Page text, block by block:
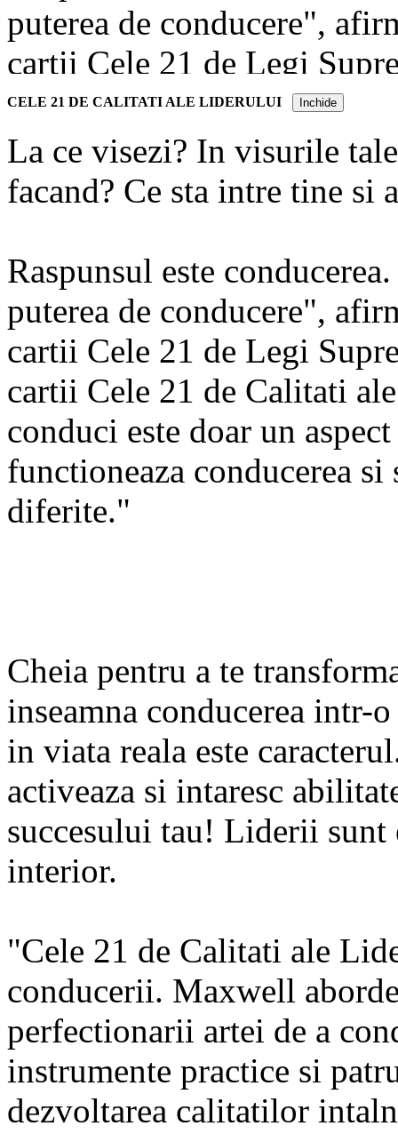
puterea de conducere",
cartii Cele 21 de Legi
cartii Cele 21 de Calitati
conduci este doar un
functioneaza conducerea
Cheia pentru a te
inseamna conducerea intr-
in viata reala este
activeaza si intaresc
"Cele
CELE 21 DE CALITATI ALE LIDERULUI Inchide
La ce visezi? In visurile
facand? Ce sta intre tine si
Raspunsul este
puterea de conducere",
cartii Cele 21 de Legi
cartii Cele 21 de Calitati
conduci este doar un
functioneaza conducerea
diferite."
Cheia pentru a te
inseamna conducerea intr-
in viata reala este
activeaza si intaresc
succesului tau! Liderii sunt
interior.
"Cele 21 de Calitati ale
conducerii. Maxwell
perfectionarii artei de a
instrumente practice si
dezvoltarea calitatilor